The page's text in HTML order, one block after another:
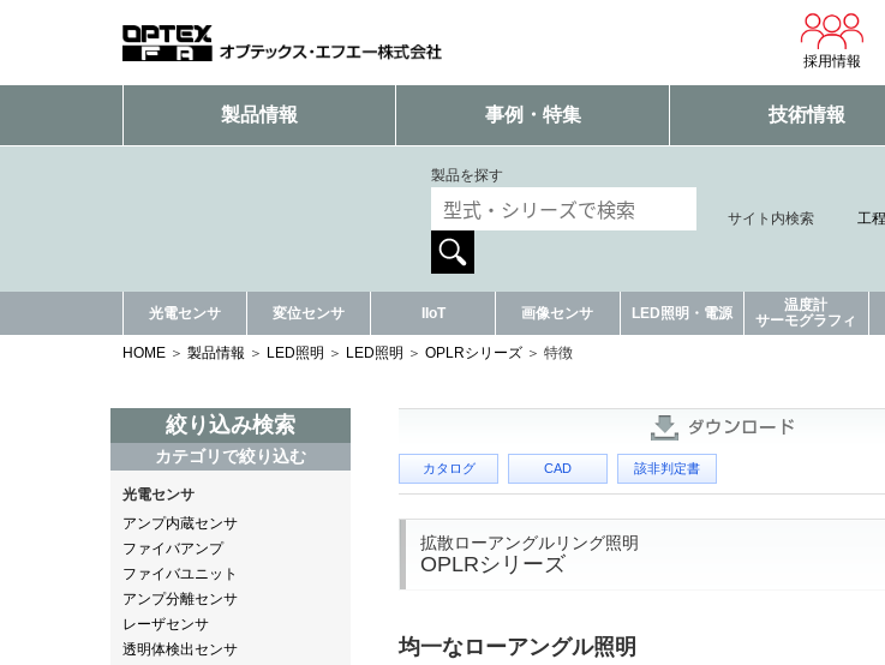
採用情報
製品情報 事例・特集 技術情報
製品を探す
サイト内検索 工
光電センサ 変位センサ IIoT 画像センサ LED照明・電源
温度計
サーモグラフィ
HOME 製品情報 LED照明 LED照明 OPLRシリーズ 特徴
絞り込み検索
カテゴリで絞り込む
光電センサ
アンプ内蔵センサ
ファイバアンプ
ファイバユニット
アンプ分離センサ
レーザセンサ
透明体検出センサ
カタログ CAD 該非判定書
拡散ローアングルリング照明
OPLRシリーズ
均一なローアングル照明